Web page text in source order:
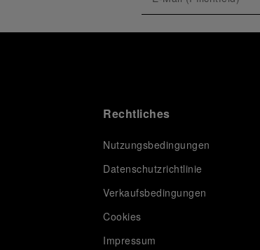
Rechtliches
Nutzungsbedingungen
Datenschutzrichtlinie
Verkaufsbedingungen
Cookies
Impressum